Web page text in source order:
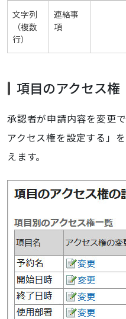
文字列
（複数
行）
連絡事
項
項目のアクセス権
承認者が申請内容を変更
アクセス権を設定する」
えます。